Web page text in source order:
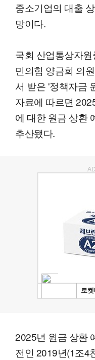
중소기업의 대출
망이다.
국회 산업통상자
민의힘 양금희 의
서 받은 '정책자금
자료에 따르면
에 대한 원금 상환
추산됐다.
2025년 원금 상환
전인 2019년(1조4